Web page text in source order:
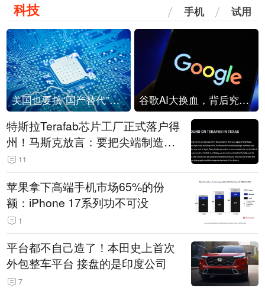
科技 手机 试用
美国也要搞“国产替代”？先算清三笔账 谷歌AI大换血，背后究竟发生了什么？
特斯拉Terafab芯片工厂正式落户得
州！马斯克放言：要把尖端制造带
回美国
11
苹果拿下高端手机市场65%的份
额：iPhone 17系列功不可没
1
平台都不自己造了！本田史上首次
外包整车平台 接盘的是印度公司
7